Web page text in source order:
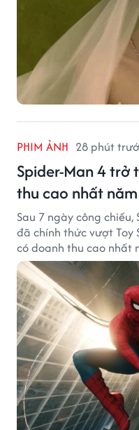
PHIM ẢNH 28 phút
Spider-Man 4 trở
thu cao nhất
Sau 7 ngày công
đã chính thức vượt Toy
có doanh thu cao nhất